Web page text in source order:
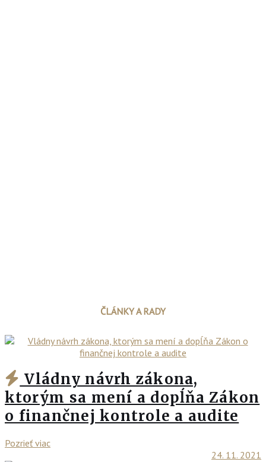
ČLÁNKY A RADY
Vládny návrh zákona,
ktorým sa mení a dopĺňa Zákon
o finančnej kontrole a audite
Pozrieť viac
24. 11. 2021